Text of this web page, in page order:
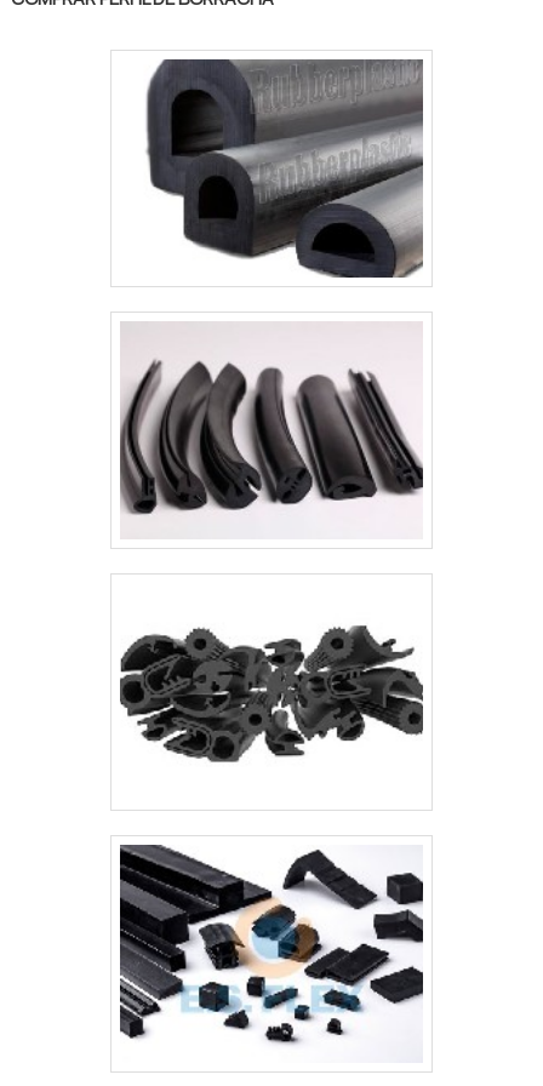
tudo que faz, garantindo uma entrega de
excelência de ponta a ponta..